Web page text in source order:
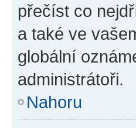
přečíst co
a také ve
globální
administrátoři.
Nahoru